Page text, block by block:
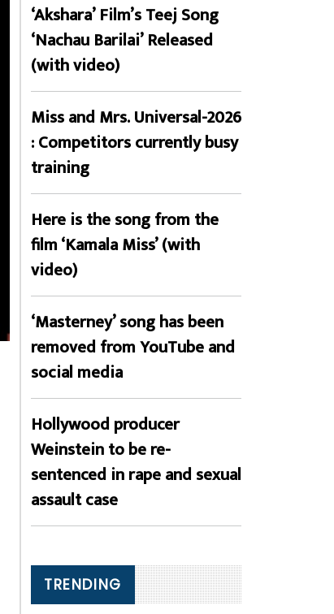
‘Akshara’ Film’s Teej Song
‘Nachau Barilai’ Released
(with video)
Miss and Mrs. Universal-2026
: Competitors currently busy
training
Here is the song from the
film ‘Kamala Miss’ (with
video)
‘Masterney’ song has been
removed from YouTube and
social media
Hollywood producer
Weinstein to be re-
sentenced in rape and sexual
assault case
TRENDING